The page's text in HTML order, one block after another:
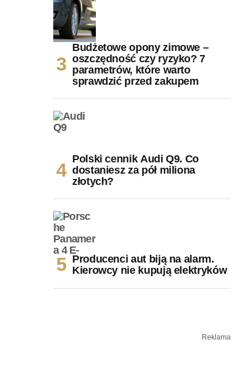
Budżetowe opony zimowe –
oszczędność czy ryzyko? 7
parametrów, które warto
sprawdzić przed zakupem
Polski cennik Audi Q9. Co
dostaniesz za pół miliona
złotych?
Producenci aut biją na alarm.
Kierowcy nie kupują elektryków
Reklama